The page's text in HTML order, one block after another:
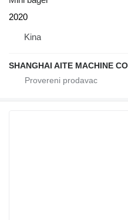
2020
Kina
SHANGHAI AITE MACHINE